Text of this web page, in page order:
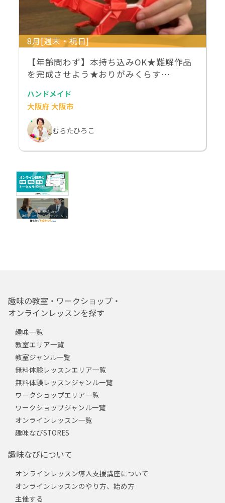
8月[週末・祝日]
【年齢問わず】本持ち込みOK★難解作品
を完成させよう★おりがみくらす…
ハンドメイド
大阪府 大阪市
むらたひろこ
趣味の教室・ワークショップ・
オンラインレッスンを探す
趣味一覧
教室エリア一覧
教室ジャンル一覧
無料体験レッスンエリア一覧
無料体験レッスンジャンル一覧
ワークショップエリア一覧
ワークショップジャンル一覧
オンラインレッスン一覧
趣味なびSTORES
趣味なびについて
オンラインレッスン導入支援講座について
オンラインレッスンのやり方、始め方
主催する